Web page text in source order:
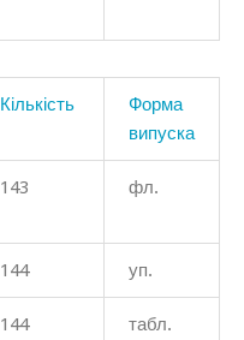
Кількість
Форма
випуска
143 фл.
144 уп.
144 табл.